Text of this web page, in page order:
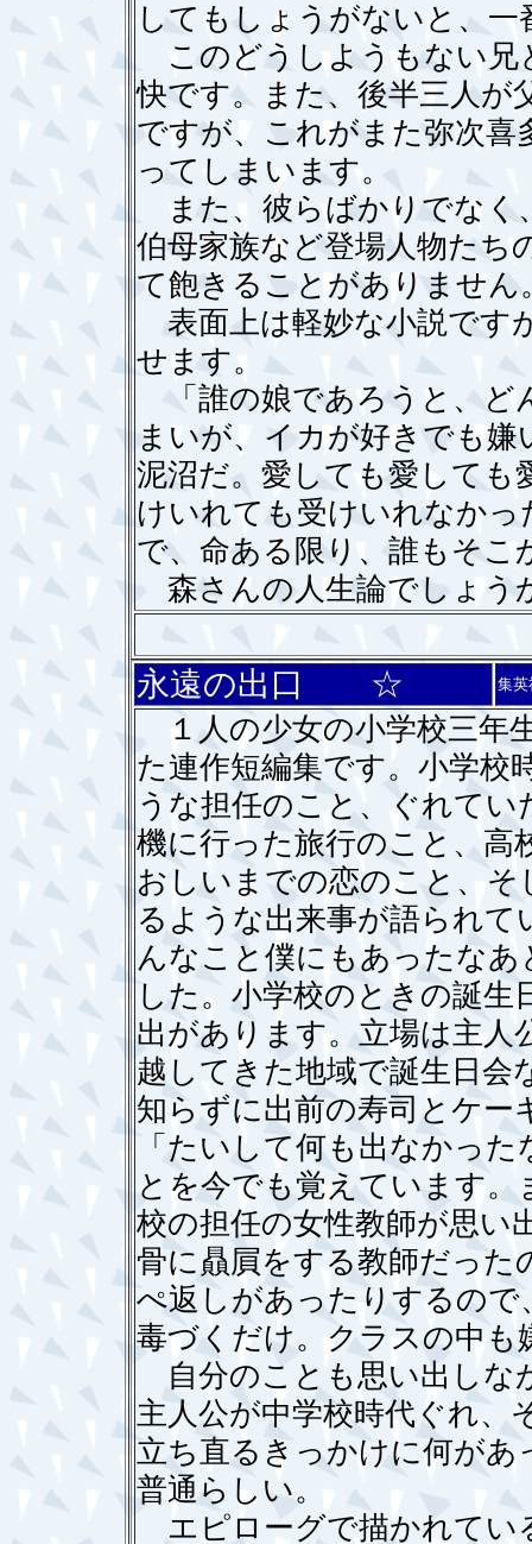
してもしょうがないと、
このどうしようもない兄
快です。また、後半三人が
ですが、これがまた弥次喜
ってしまいます。
また、彼らばかりでなく
伯母家族など登場人物たち
て飽きることがありません
表面上は軽妙な小説です
せます。
「誰の娘であろうと、ど
まいが、イカが好きでも
泥沼だ。愛しても愛しても
けいれても受けいれなか
で、命ある限り、誰もそ
森さんの人生論でしょう
永遠の出口 ☆ 集英
１人の少女の小学校三年
た連作短編集です。小学校
うな担任のこと、ぐれて
機に行った旅行のこと、高
おしいまでの恋のこと、
るような出来事が語られ
んなこと僕にもあったな
した。小学校のときの誕
出があります。立場は主人
越してきた地域で誕生日会
知らずに出前の寿司とケー
「たいして何も出なかっ
とを今でも覚えています
校の担任の女性教師が思い
骨に贔屓をする教師だった
ぺ返しがあったりするので
毒づくだけ。クラスの中も
自分のことも思い出しな
主人公が中学校時代ぐれ、
立ち直るきっかけに何が
普通らしい。
エピローグで描かれてい